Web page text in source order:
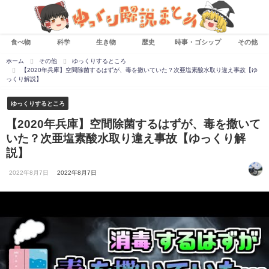
食べ物 科学 生き物 歴史 時事・ゴシップ その他
ホーム その他
ゆっくりするところ
【2020年兵庫】空間除菌するはずが、毒を撒いていた？次亜塩素酸水取り違え事故【ゆ
っくり解説】
ゆっくりするところ
【2020年兵庫】空間除菌するはずが、毒を撒いて
いた？次亜塩素酸水取り違え事故【ゆっくり解
説】
2022年8月7日 2022年8月7日